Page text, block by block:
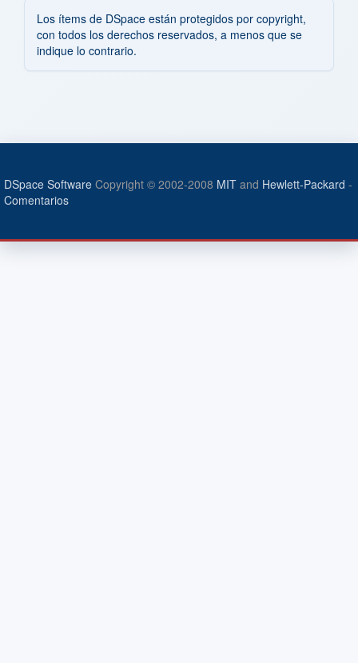
Los ítems de DSpace están protegidos por copyright,
con todos los derechos reservados, a menos que se
indique lo contrario.
DSpace Software Copyright © 2002-2008 MIT and Hewlett-Packard -
Comentarios